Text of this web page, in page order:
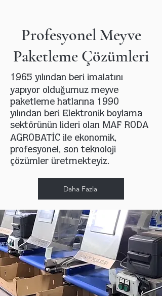
Profesyonel Meyve
Paketleme Çözümleri
1965 yılından beri imalatını
yapıyor olduğumuz meyve
paketleme hatlarına 1990
yılından beri Elektronik boylama
sektörünün lideri olan MAF RODA
AGROBATİC ile ekonomik,
profesyonel, son teknoloji
çözümler üretmekteyiz.
Daha Fazla